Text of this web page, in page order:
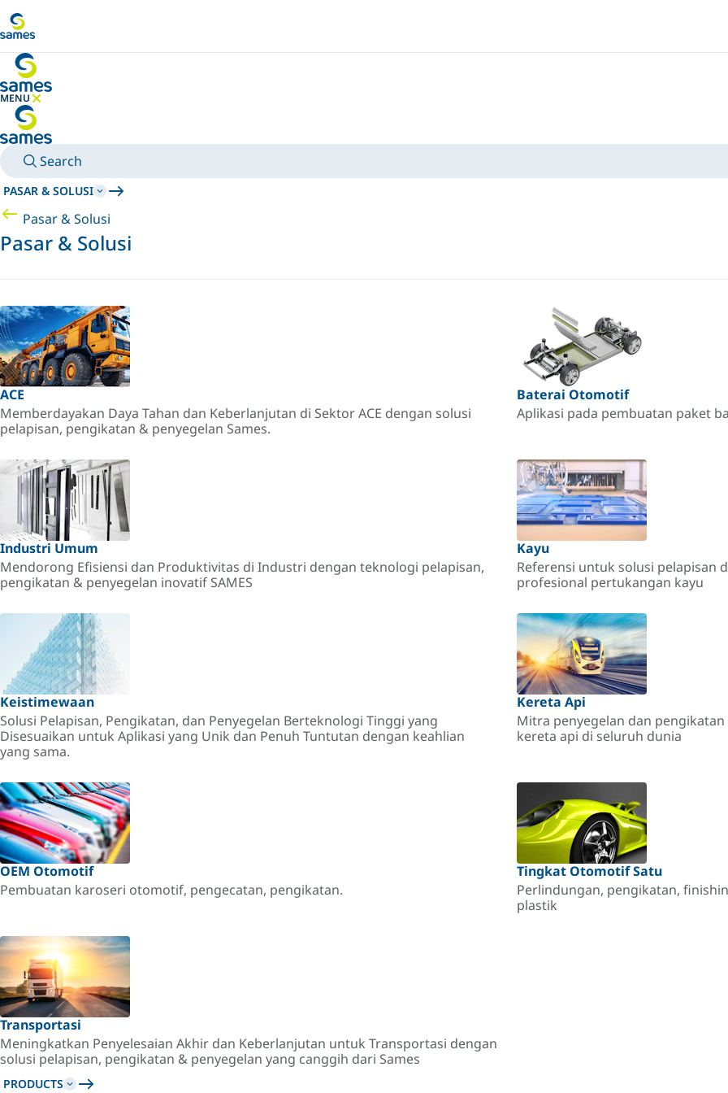
MENU
SEMBUNYIKAN MENU
Search
PASAR & SOLUSI
Pasar & Solusi
Pasar & Solusi
ACE
Memberdayakan Daya Tahan dan Keberlanjutan di Sektor ACE dengan solusi
pelapisan, pengikatan & penyegelan Sames.
Baterai Otomotif
Aplikasi pada pembuatan paket
Industri Umum
Mendorong Efisiensi dan Produktivitas di Industri dengan teknologi pelapisan,
pengikatan & penyegelan inovatif SAMES
Kayu
Referensi untuk solusi pelapisan
profesional pertukangan kayu
Keistimewaan
Solusi Pelapisan, Pengikatan, dan Penyegelan Berteknologi Tinggi yang
Disesuaikan untuk Aplikasi yang Unik dan Penuh Tuntutan dengan keahlian
yang sama.
Kereta Api
Mitra penyegelan dan
kereta api di seluruh dunia
OEM Otomotif
Pembuatan karoseri otomotif, pengecatan, pengikatan.
Tingkat Otomotif Satu
Perlindungan, pengikatan,
plastik
Transportasi
Meningkatkan Penyelesaian Akhir dan Keberlanjutan untuk Transportasi dengan
solusi pelapisan, pengikatan & penyegelan yang canggih dari Sames
PRODUCTS